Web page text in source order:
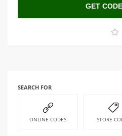
GET CODE
SEARCH FOR
ONLINE CODES STORE